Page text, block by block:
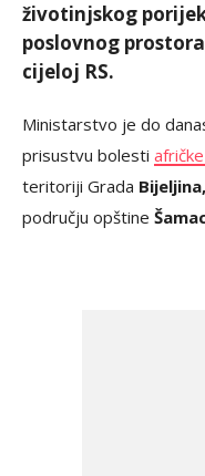
životinjskog
poslovnog
cijeloj RS.
Ministarstvo je do
prisustvu bolesti
teritoriji Grada Bijeljina,
području opštine